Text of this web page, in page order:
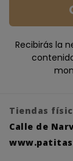
Recibirás la
Tiendas
Calle de